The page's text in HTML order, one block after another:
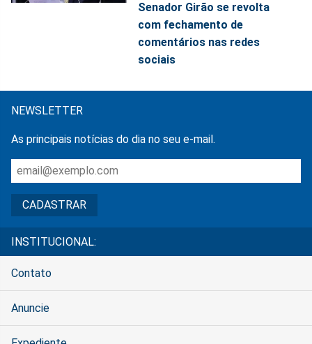
Senador Girão se revolta
com fechamento de
comentários nas redes
sociais
NEWSLETTER
As principais notícias do dia no seu e-mail.
INSTITUCIONAL:
Contato
Anuncie